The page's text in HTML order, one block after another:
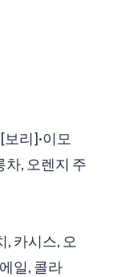
리]·이모
차, 오렌지 주
카시스, 오
일, 콜라